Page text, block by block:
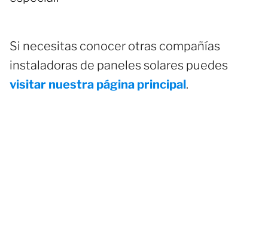
Si necesitas conocer otras compañías
instaladoras de paneles solares puedes
visitar nuestra página principal.